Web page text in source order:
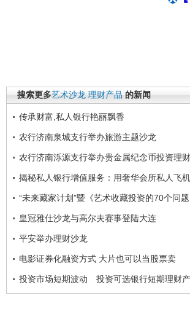
搜索更多艺术沙龙 理财产品 的新闻
传承财富,私人银行艳丽飘香
农行济南泉城支行举办旅游主题沙龙
农行济南泺源支行举办贵金属纪念币投资理
揭秘私人银行增值服务：用奢华会所私人飞
“未来藏家计划”暨《艺术收藏投资的70个问
皇冠雅仕沙龙与高尔夫赛事登陆大连
平安举办理财沙龙
电影证券化融资方式 大片也可以当股票卖
投资市场短期波动 投资可选银行短期理财